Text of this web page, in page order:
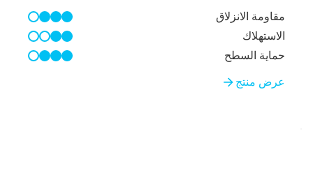
مقاومة الانزلاق
3/4
الاستهلاك
2/4
حماية السطح
3/4
عرض منتج